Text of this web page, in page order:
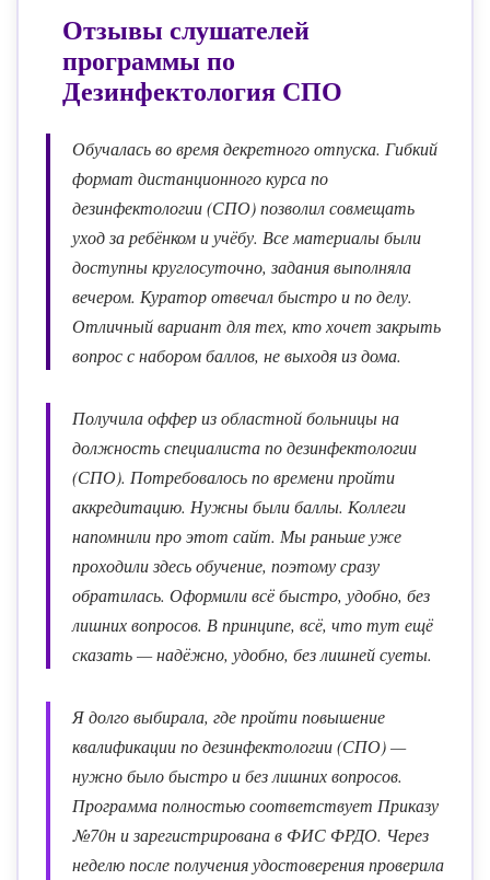
Отзывы слушателей
программы по
Дезинфектология СПО
Обучалась во время декретного отпуска. Гибкий
формат дистанционного курса по
дезинфектологии (СПО) позволил совмещать
уход за ребёнком и учёбу. Все материалы были
доступны круглосуточно, задания выполняла
вечером. Куратор отвечал быстро и по делу.
Отличный вариант для тех, кто хочет закрыть
вопрос с набором баллов, не выходя из дома.
Получила оффер из областной больницы на
должность специалиста по дезинфектологии
(СПО). Потребовалось по времени пройти
аккредитацию. Нужны были баллы. Коллеги
напомнили про этот сайт. Мы раньше уже
проходили здесь обучение, поэтому сразу
обратилась. Оформили всё быстро, удобно, без
лишних вопросов. В принципе, всё, что тут ещё
сказать — надёжно, удобно, без лишней суеты.
Я долго выбирала, где пройти повышение
квалификации по дезинфектологии (СПО) —
нужно было быстро и без лишних вопросов.
Программа полностью соответствует Приказу
№70н и зарегистрирована в ФИС ФРДО. Через
неделю после получения удостоверения проверила